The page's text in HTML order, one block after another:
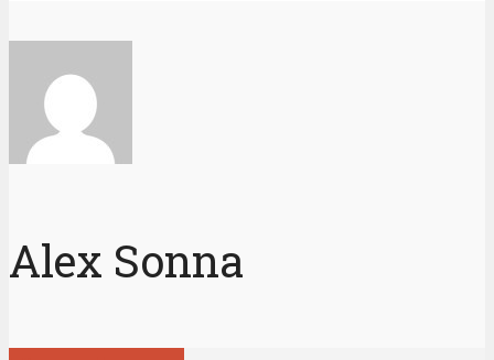
Alex Sonna